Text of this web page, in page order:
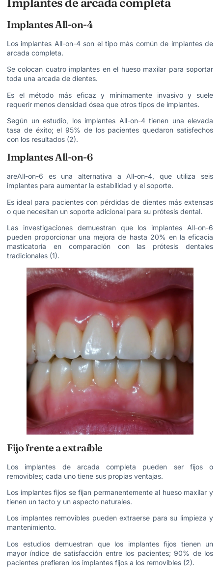
Implantes All-on-4
Los implantes All-on-4 son el tipo más común de implantes de
arcada completa.
Se colocan cuatro implantes en el hueso maxilar para soportar
toda una arcada de dientes.
Es el método más eficaz y mínimamente invasivo y suele
requerir menos densidad ósea que otros tipos de implantes.
Según un estudio, los implantes All-on-4 tienen una elevada
tasa de éxito; el 95% de los pacientes quedaron satisfechos
con los resultados (2).
Implantes All-on-6
areAll-on-6 es una alternativa a All-on-4, que utiliza seis
implantes para aumentar la estabilidad y el soporte.
Es ideal para pacientes con pérdidas de dientes más extensas
o que necesitan un soporte adicional para su prótesis dental.
Las investigaciones demuestran que los implantes All-on-6
pueden proporcionar una mejora de hasta 20% en la eficacia
masticatoria en comparación con las prótesis dentales
tradicionales (1).
Fijo frente a extraíble
Los implantes de arcada completa pueden ser fijos o
removibles; cada uno tiene sus propias ventajas.
Los implantes fijos se fijan permanentemente al hueso maxilar y
tienen un tacto y un aspecto naturales.
Los implantes removibles pueden extraerse para su limpieza y
mantenimiento.
Los estudios demuestran que los implantes fijos tienen un
mayor índice de satisfacción entre los pacientes; 90% de los
pacientes prefieren los implantes fijos a los removibles (2).